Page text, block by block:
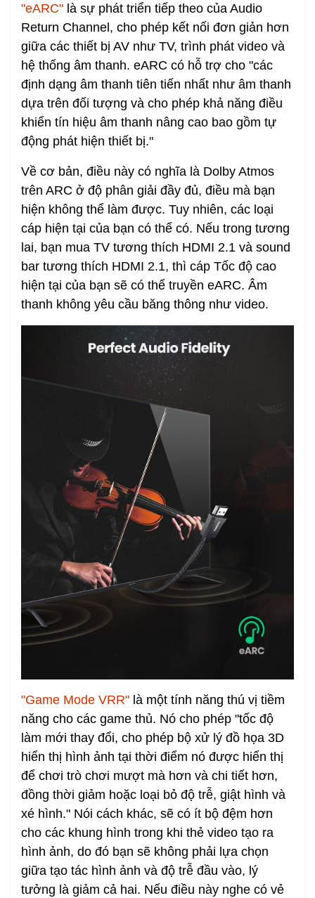
"eARC" là sự phát triển tiếp theo của Audio
Return Channel, cho phép kết nối đơn giản hơn
giữa các thiết bị AV như TV, trình phát video và
hệ thống âm thanh. eARC có hỗ trợ cho "các
định dạng âm thanh tiên tiến nhất như âm thanh
dựa trên đối tượng và cho phép khả năng điều
khiển tín hiệu âm thanh nâng cao bao gồm tự
động phát hiện thiết bị."
Về cơ bản, điều này có nghĩa là Dolby Atmos
trên ARC ở độ phân giải đầy đủ, điều mà bạn
hiện không thể làm được. Tuy nhiên, các loại
cáp hiện tại của bạn có thể có. Nếu trong tương
lai, bạn mua TV tương thích HDMI 2.1 và sound
bar tương thích HDMI 2.1, thì cáp Tốc độ cao
hiện tại của bạn sẽ có thể truyền eARC. Âm
thanh không yêu cầu băng thông như video.
"Game Mode VRR" là một tính năng thú vị tiềm
năng cho các game thủ. Nó cho phép "tốc độ
làm mới thay đổi, cho phép bộ xử lý đồ họa 3D
hiển thị hình ảnh tại thời điểm nó được hiển thị
để chơi trò chơi mượt mà hơn và chi tiết hơn,
đồng thời giảm hoặc loại bỏ độ trễ, giật hình và
xé hình." Nói cách khác, sẽ có ít bộ đệm hơn
cho các khung hình trong khi thẻ video tạo ra
hình ảnh, do đó bạn sẽ không phải lựa chọn
giữa tạo tác hình ảnh và độ trễ đầu vào, lý
tưởng là giảm cả hai. Nếu điều này nghe có vẻ